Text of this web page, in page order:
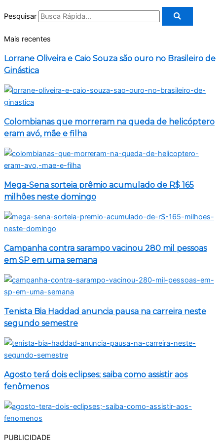
Pesquisar
Mais recentes
Lorrane Oliveira e Caio Souza são ouro no Brasileiro de
Ginástica
Colombianas que morreram na queda de helicóptero
eram avó, mãe e filha
Mega-Sena sorteia prêmio acumulado de R$ 165
milhões neste domingo
Campanha contra sarampo vacinou 280 mil pessoas
em SP em uma semana
Tenista Bia Haddad anuncia pausa na carreira neste
segundo semestre
Agosto terá dois eclipses; saiba como assistir aos
fenômenos
PUBLICIDADE